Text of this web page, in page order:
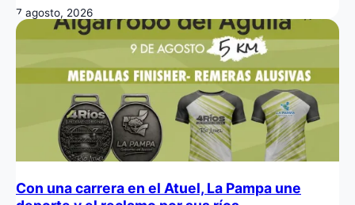
7 agosto, 2026
Con una carrera en el Atuel, La Pampa une